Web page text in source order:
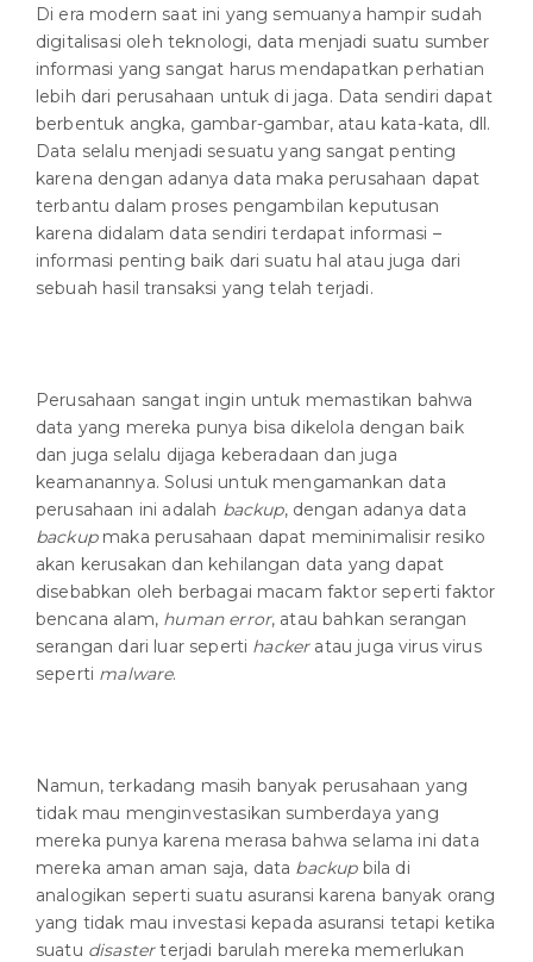
Di era modern saat ini yang semuanya hampir sudah
digitalisasi oleh teknologi, data menjadi suatu sumber
informasi yang sangat harus mendapatkan perhatian
lebih dari perusahaan untuk di jaga. Data sendiri dapat
berbentuk angka, gambar-gambar, atau kata-kata, dll.
Data selalu menjadi sesuatu yang sangat penting
karena dengan adanya data maka perusahaan dapat
terbantu dalam proses pengambilan keputusan
karena didalam data sendiri terdapat informasi –
informasi penting baik dari suatu hal atau juga dari
sebuah hasil transaksi yang telah terjadi.
Perusahaan sangat ingin untuk memastikan bahwa
data yang mereka punya bisa dikelola dengan baik
dan juga selalu dijaga keberadaan dan juga
keamanannya. Solusi untuk mengamankan data
perusahaan ini adalah backup, dengan adanya data
backupmaka perusahaan dapat meminimalisir resiko
akan kerusakan dan kehilangan data yang dapat
disebabkan oleh berbagai macam faktor seperti faktor
bencana alam, human error, atau bahkan serangan
serangan dari luar seperti hacker atau juga virus virus
seperti malware.
Namun, terkadang masih banyak perusahaan yang
tidak mau menginvestasikan sumberdaya yang
mereka punya karena merasa bahwa selama ini data
mereka aman aman saja, data backupbila di
analogikan seperti suatu asuransi karena banyak orang
yang tidak mau investasi kepada asuransi tetapi ketika
suatu disasterterjadi barulah mereka memerlukan